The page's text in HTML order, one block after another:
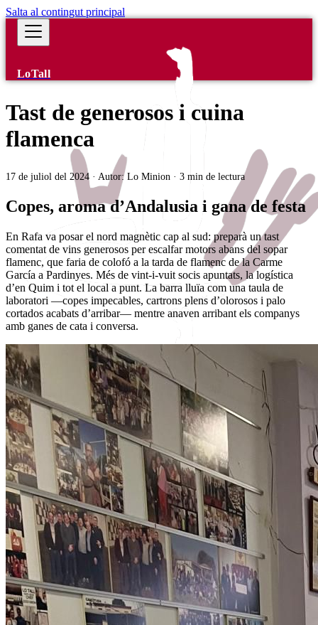
Salta al contingut principal
LoTall
Tast de generosos i cuina
flamenca
17 de juliol del 2024 · Autor:Lo Minion · 3 min de lectura
Copes, aroma d’Andalusia i gana de festa
En Rafa va posar el nord magnètic cap al sud: preparà un tast
comentat de vins generosos per escalfar motors abans del sopar
flamenc, que faria de colofó a la tarda de flamenc de la Carme
García a Pardinyes. Més de vint-i-vuit socis apuntats, la logística
d’en Quim i tot el local a punt. La barra lluïa com una taula de
laboratori —copes impecables, cartrons plens d’olorosos i palo
cortados acabats d’arribar— mentre anaven arribant els companys
amb ganes de cata i conversa.